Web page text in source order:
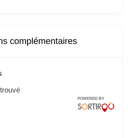
complémentaires
POWERED BY